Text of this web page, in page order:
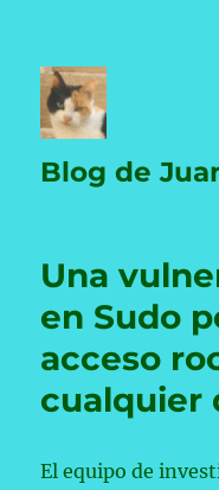
Blog de
Una
en Sudo
acceso
cualquier
El equipo de